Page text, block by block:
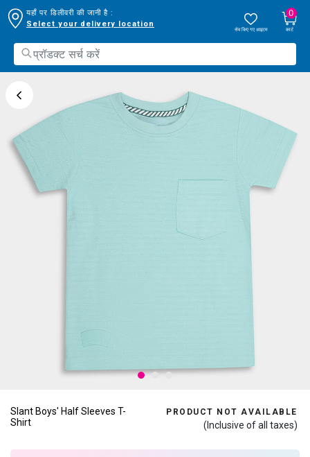
यहाँ पर डिलीवरी की जानी है :
Select your delivery location
सेव किए गए आइटम
0
कार्ट
Slant Boys' Half Sleeves T-
Shirt
PRODUCT NOT AVAILABLE
(Inclusive of all taxes)